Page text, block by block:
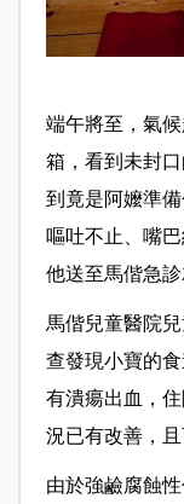
端午將至，氣
箱，看到未封
到竟是阿嬤準
嘔吐不止、嘴
他送至馬偕急診
馬偕兒童醫院
查發現小寶的
有潰瘍出血，
況已有改善，
由於強鹼腐蝕